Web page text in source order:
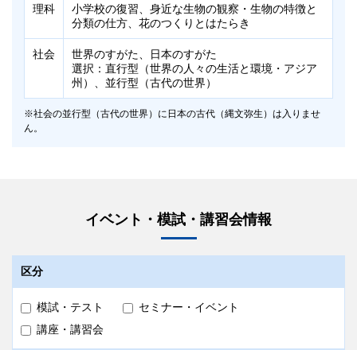
詳細は以下の「 出題範囲」をご確認ください。
タイムテーブル
中１・中2
問題到着以降、7/4（土）14:30までの間で、ご都合の良い
時間に取り組んでいただけます（Zoomによる試験監督は
ございません）。受験後、早稲田アカデミーEASTで解答
用紙をご提出いただきます。
9:10～9:50 数学
11:40～12:10 社会
12:20～12:50 理科
【3科目受験】
9:00～9:10 志望校コード・受験登録用紙記入
9:10～9:50 数学
詳細は以下の「 出題範囲」をご確認ください。
タイムテーブル
実施日時・タイムテーブルは校舎によって異なります。詳
受験希望校舎へお問い合わせください。
解答解説
早稲田アカデミー各校舎
す。
個別進学館や大学受験部など、早稲田アカデミーの別ブランド校
費用
理科
小学校の復習、身近な生物の観察・生物の特徴と
分類の仕方、花のつくりとはたらき
社会
世界のすがた、日本のすがた
選択：直行型（世界の人々の生活と環境・アジア
州）、並行型（古代の世界）
社会の並行型（古代の世界）に日本の古代（縄文弥生）は入りませ
ん。
文（will／be going to）、接続詞when,that、不定
詞（名詞的用法）
数学 1年の復習、式の計算
国語
文学的文章（長文）、説明的文章、漢字・語句の
理科 1年の復習、物質が分かれる変化、物質のつくり
続詞など）、受動態、接続詞that（be動詞＋形容
詞＋that～、動詞＋人など＋that～）
数学 1・2年の復習、式の展開と因数分解
国語
文学的文章（長文）、説明的文章、古文、漢字・
理科 1・2年の復習
イベント・模試・講習会情報
区分
模試・テスト
セミナー・イベント
講座・講習会